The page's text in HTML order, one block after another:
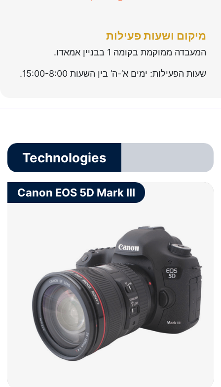
מיקום ושעות פעילות
המעבדה ממוקמת בקומה 1 בבניין אמאדו.
שעות הפעילות: ימים א’-ה’ בין השעות 15:00-8:00.
Technologies
Canon EOS 5D Mark III